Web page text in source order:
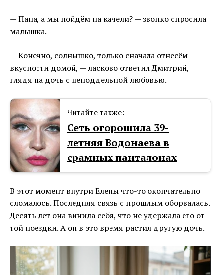
— Папа, а мы пойдём на качели? — звонко спросила
малышка.
— Конечно, солнышко, только сначала отнесём
вкусности домой, — ласково ответил Дмитрий,
глядя на дочь с неподдельной любовью.
Читайте также:
Сеть огорошила 39-
летняя Водонаева в
срамных панталонах
В этот момент внутри Елены что-то окончательно
сломалось. Последняя связь с прошлым оборвалась.
Десять лет она винила себя, что не удержала его от
той поездки. А он в это время растил другую дочь.